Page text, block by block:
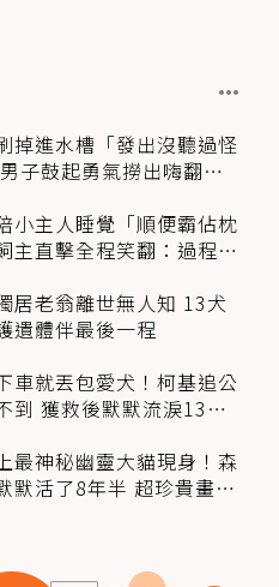
掉進水槽「發出沒聽過怪
子鼓起勇氣撈出嗨翻：
小主人睡覺「順便霸佔枕
主直擊全程笑翻：過程絲
居老翁離世無人知 13犬
遺體伴最後一程
車就丟包愛犬！柯基追公
到 獲救後默默流淚13萬
最神秘幽靈大貓現身！森
默活了8年半 超珍貴畫面